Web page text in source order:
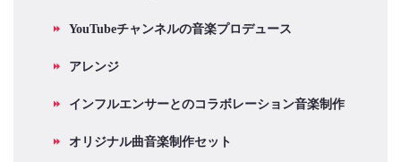
YouTubeチャンネルの音楽プロデュース
アレンジ
インフルエンサーとのコラボレーション音楽制作
オリジナル曲音楽制作セット